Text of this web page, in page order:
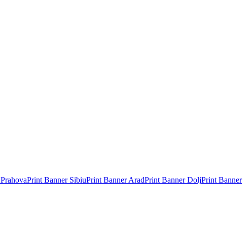
PrahovaPrint Banner SibiuPrint BannerAradPrint BannerDoljPrint Banner